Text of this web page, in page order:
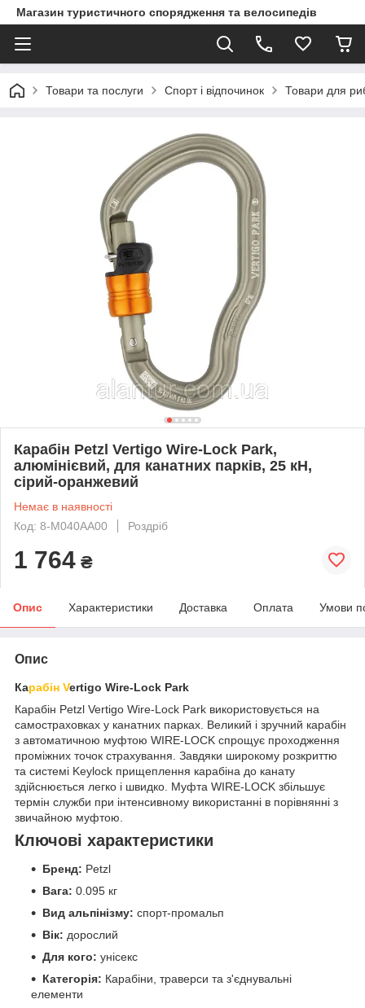
Магазин туристичного спорядження та велосипедів
Товари та послуги Спорт і відпочинок Товари для
Карабін Petzl Vertigo Wire-Lock Park,
алюмінієвий, для канатних парків, 25 кН,
сірий-оранжевий
Немає в наявності
Код: 8-M040AA00
Роздріб
1 764 ₴
Опис Характеристики Доставка Оплата Умови
Опис
Карабін Vertigo Wire-Lock Park
Карабін Petzl Vertigo Wire-Lock Park використовується на
самостраховках у канатних парках. Великий і зручний карабін
з автоматичною муфтою WIRE-LOCK спрощує проходження
проміжних точок страхування. Завдяки широкому розкриттю
та системі Keylock прищеплення карабіна до канату
здійснюється легко і швидко. Муфта WIRE-LOCK збільшує
термін служби при інтенсивному використанні в порівнянні з
звичайною муфтою.
Ключові характеристики
Бренд: Petzl
Вага: 0.095 кг
Вид альпінізму: спорт-промальп
Вік: дорослий
Для кого: унісекс
Категорія: Карабіни, траверси та з'єднувальні
елементи